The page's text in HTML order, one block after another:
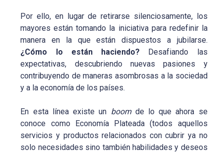
Por ello, en lugar de retirarse silenciosamente, los
mayores están tomando la iniciativa para redefinir la
manera en la que están dispuestos a jubilarse.
¿Cómo lo están haciendo? Desafiando las
expectativas, descubriendo nuevas pasiones y
contribuyendo de maneras asombrosas a la sociedad
y a la economía de los países.
En esta línea existe un boomde lo que ahora se
conoce como Economía Plateada (todos aquellos
servicios y productos relacionados con cubrir ya no
solo necesidades sino también habilidades y deseos